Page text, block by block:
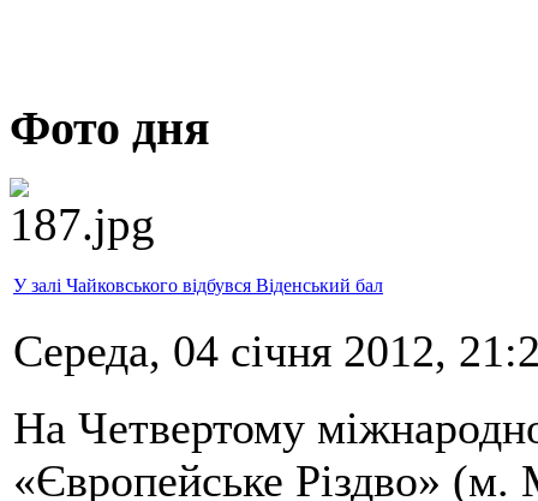
Фото дня
У залі Чайковського відбувся Віденський бал
Середа, 04 січня 2012,
На Четвертому
«Європейське Різдво» (м.